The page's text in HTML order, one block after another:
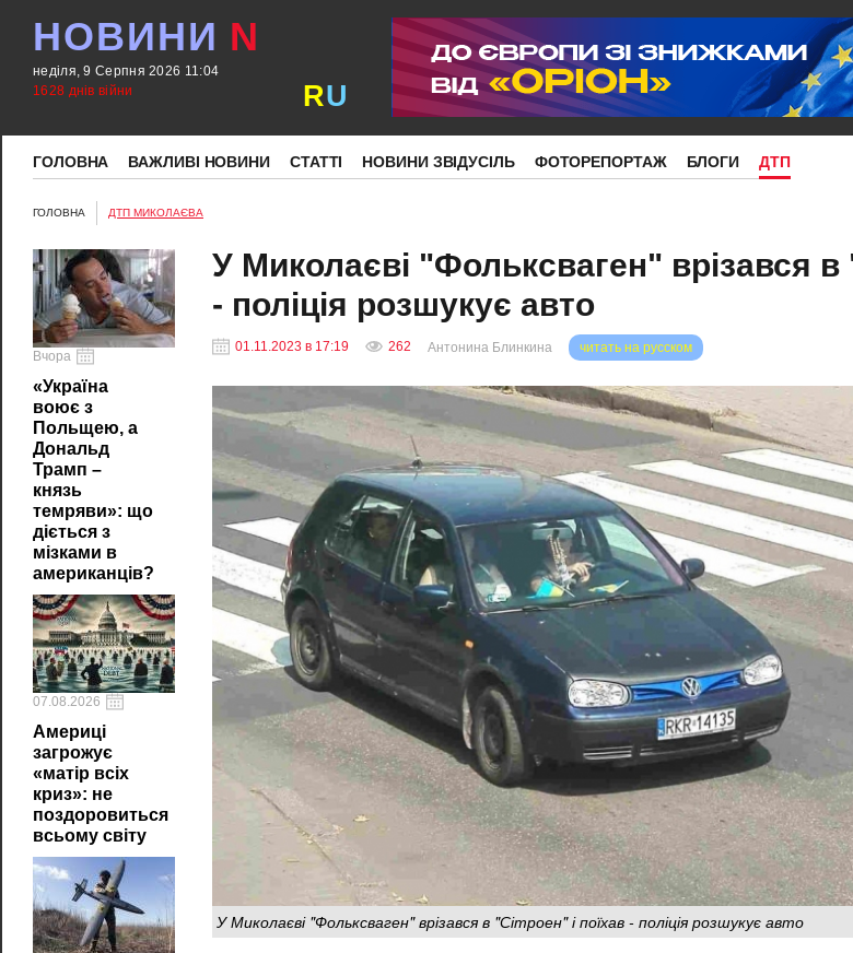
НОВИНИ N
неділя, 9 Серпня 2026 11:04
1628 днів війни
RU
ГОЛОВНА ВАЖЛИВІ НОВИНИ СТАТТІ НОВИНИ ЗВІДУСІЛЬ ФОТОРЕПОРТАЖ БЛОГИ ДТП
ГОЛОВНА ДТП МИКОЛАЄВА
Вчора
«Україна
воює з
Польщею, а
Дональд
Трамп –
князь
темряви»: що
діється з
мізками в
американців?
07.08.2026
Америці
загрожує
«матір всіх
криз»: не
поздоровиться
всьому світу
У Миколаєві "Фольксваген" врізався в
- поліція розшукує авто
01.11.2023 в 17:19 262 читать на русском
Антонина Блинкина
У Миколаєві "Фольксваген" врізався в "Сітроен" і поїхав - поліція розшукує авто